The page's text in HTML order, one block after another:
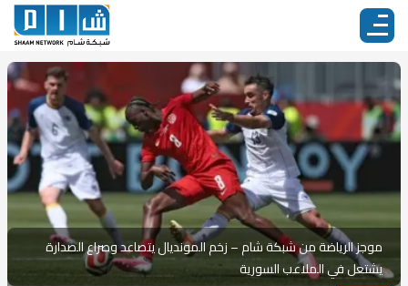
موجز الرياضة من شبكة شام – زخم المونديال يتصاعد وصراع الصدارة
يشتعل في الملاعب السورية